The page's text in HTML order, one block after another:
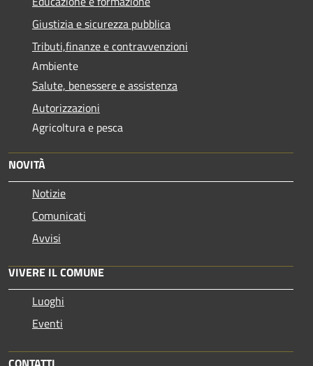
Giustizia e sicurezza pubblica
Tributi,finanze e contravvenzioni
Ambiente
Salute, benessere e assistenza
Autorizzazioni
Agricoltura e pesca
NOVITÀ
Notizie
Comunicati
Avvisi
VIVERE IL COMUNE
Luoghi
Eventi